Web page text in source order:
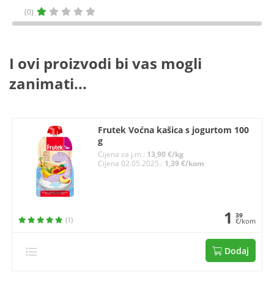
(0)
I ovi proizvodi bi vas mogli
zanimati...
Frutek Voćna kašica s jogurtom 100
g
Cijena za j.m.: 13,90 €/kg
Cijena 02.05.2025.: 1,39 €/kom
(1) 1 39
€/kom
Dodaj